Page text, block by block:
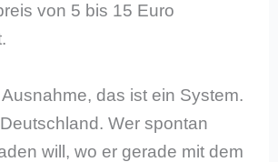
von 5 bis 15 Euro
das ist ein System.
Wer spontan
will, wo er gerade mit dem